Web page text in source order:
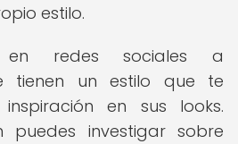
estilo.
en redes sociales a
tienen un estilo que te
en sus looks.
puedes investigar sobre